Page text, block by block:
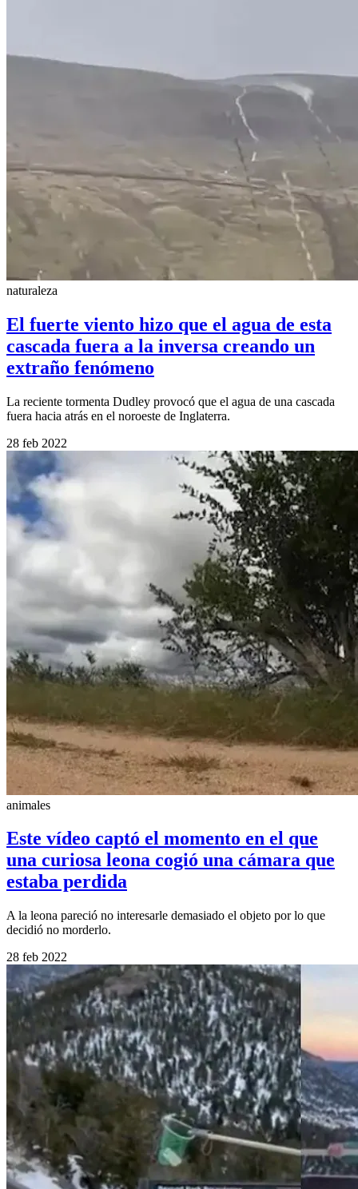
naturaleza
El fuerte viento hizo que el agua de esta
cascada fuera a la inversa creando un
extraño fenómeno
La reciente tormenta Dudley provocó que el agua de una cascada
fuera hacia atrás en el noroeste de Inglaterra.
28 feb 2022
animales
Este vídeo captó el momento en el que
una curiosa leona cogió una cámara que
estaba perdida
A la leona pareció no interesarle demasiado el objeto por lo que
decidió no morderlo.
28 feb 2022